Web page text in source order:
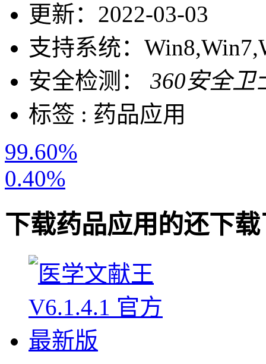
更新： 2022-03-03
支持系统：
安全检测：
360安全卫
标签 : 药品应用
99.60%
0.40%
下载药品应用 的还下